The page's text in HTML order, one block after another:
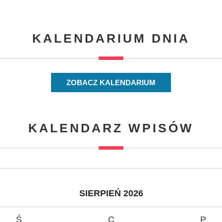
KALENDARIUM DNIA
ZOBACZ KALENDARIUM
KALENDARZ WPISÓW
SIERPIEŃ 2026
Ś C P